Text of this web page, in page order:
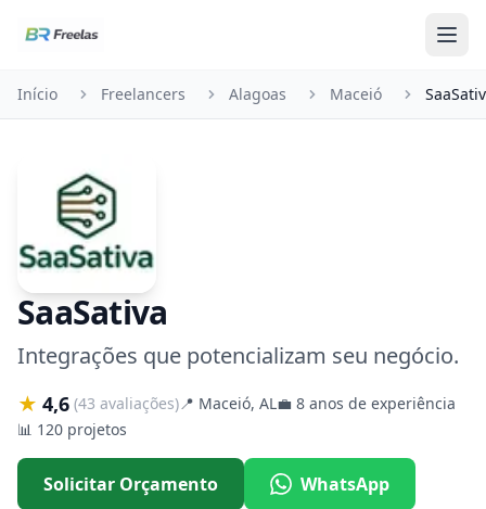
Início Freelancers Alagoas Maceió
SaaSativa
Integrações que potencializam seu negócio.
★ 4,6 (43 avaliações)📍 Maceió, AL💼 8 anos de experiência
📊 120 projetos
Solicitar Orçamento WhatsApp